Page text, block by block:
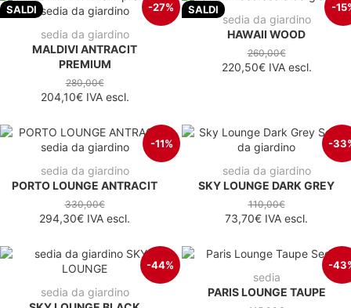
SALDI -27%
sedia da giardino
MALDIVI ANTRACIT
PREMIUM
280,00€
204,10€IVA escl.
SALDI -
sedia da giardino
HAWAII WOOD
260,00€
220,50€IVA escl.
-11%
sedia da giardino
PORTO LOUNGE ANTRACIT
330,00€
294,30€ IVA escl.
-
sedia da giardino
SKY LOUNGE DARK GREY
110,00€
73,70€ IVA escl.
-44%
sedia da giardino
-
sedia
PARIS LOUNGE TAUPE